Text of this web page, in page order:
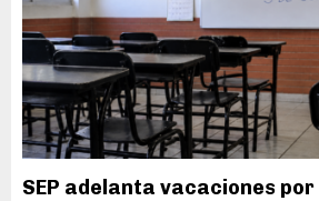
SEP adelanta vacaciones